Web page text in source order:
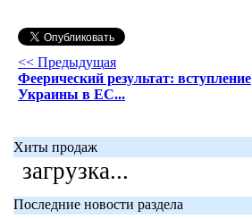
<< Предыдущая
Феерический результат: вступление
Украины в ЕС...
Хиты продаж
загрузка...
Последние новости раздела